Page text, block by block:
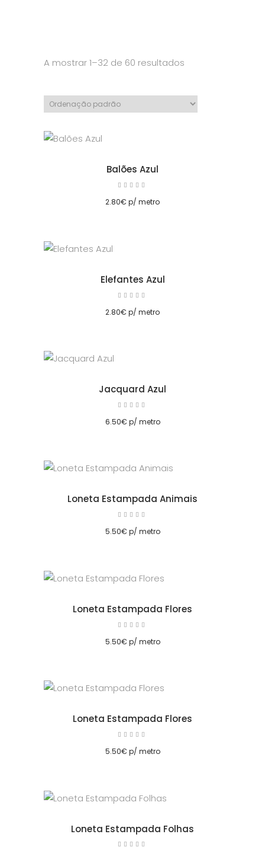
A mostrar 1–32 de 60 resultados
Balões Azul
de 5
2.80€ p/ metro
Elefantes Azul
de 5
2.80€ p/ metro
Jacquard Azul
de 5
6.50€ p/ metro
Loneta Estampada Animais
de 5
5.50€ p/ metro
Loneta Estampada Flores
de 5
5.50€ p/ metro
Loneta Estampada Flores
de 5
5.50€ p/ metro
Loneta Estampada Folhas